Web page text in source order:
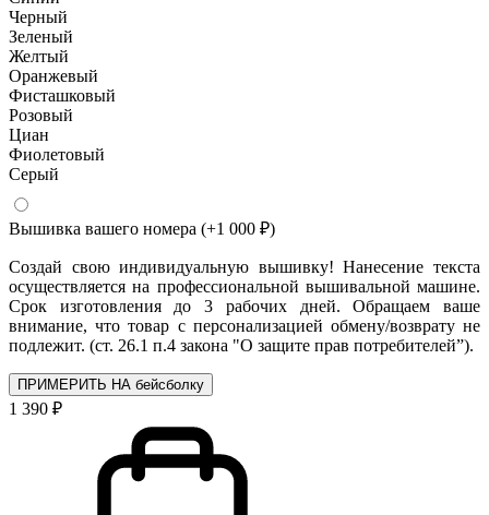
Черный
Зеленый
Желтый
Оранжевый
Фисташковый
Розовый
Циан
Фиолетовый
Серый
Вышивка вашего номера (+1 000 ₽)
Создай свою индивидуальную вышивку! Нанесение текста
осуществляется на профессиональной вышивальной машине.
Срок изготовления до 3 рабочих дней. Обращаем ваше
внимание, что товар с персонализацией обмену/возврату не
подлежит. (ст. 26.1 п.4 закона "О защите прав потребителей”).
ПРИМЕРИТЬ НА бейсболку
1 390 ₽